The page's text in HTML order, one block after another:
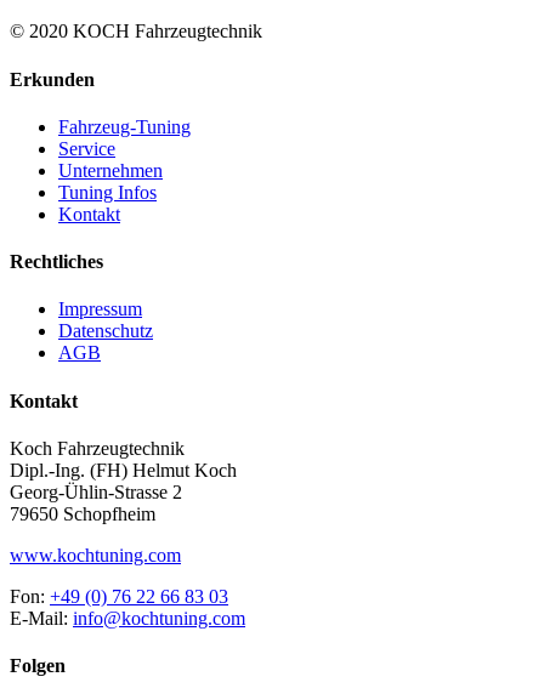
© 2020 KOCH Fahrzeugtechnik
Erkunden
Fahrzeug-Tuning
Service
Unternehmen
Tuning Infos
Kontakt
Rechtliches
Impressum
Datenschutz
AGB
Kontakt
Koch Fahrzeugtechnik
Dipl.-Ing. (FH) Helmut Koch
Georg-Ühlin-Strasse 2
79650 Schopfheim
www.kochtuning.com
Fon: +49 (0) 76 22 66 83 03
E-Mail: info@kochtuning.com
Folgen